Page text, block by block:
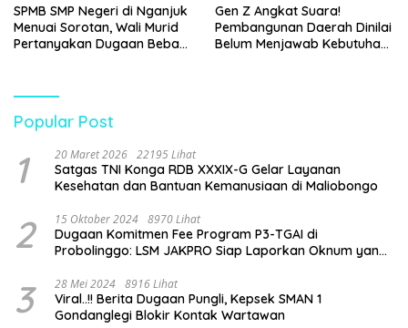
SPMB SMP Negeri di Nganjuk
Menuai Sorotan, Wali Murid
Pertanyakan Dugaan Beban
Pendidikan
Gen Z Angkat Suara!
Pembangunan Daerah Dinilai
Belum Menjawab Kebutuhan
Popular Post
1 20 Maret 2026 22195 Lihat
Satgas TNI Konga RDB XXXIX-G Gelar Layanan
Kesehatan dan Bantuan Kemanusiaan di Maliobongo
2 15 Oktober 2024 8970 Lihat
Dugaan Komitmen Fee Program P3-TGAI di
Probolinggo: LSM JAKPRO Siap Laporkan Oknum yang
3 28 Mei 2024 8916 Lihat
Viral..!! Berita Dugaan Pungli, Kepsek SMAN 1
Gondanglegi Blokir Kontak Wartawan